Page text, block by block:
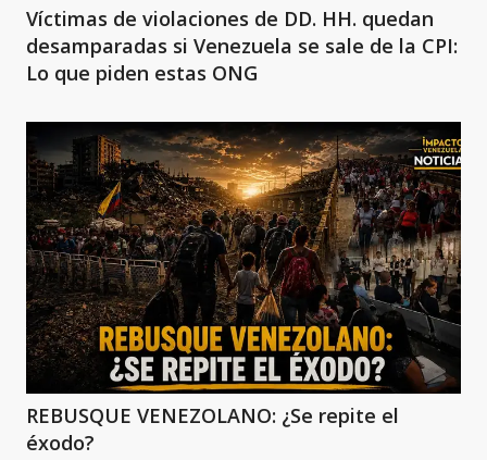
Víctimas de violaciones de DD. HH. quedan
desamparadas si Venezuela se sale de la CPI:
Lo que piden estas ONG
REBUSQUE VENEZOLANO: ¿Se repite el
éxodo?